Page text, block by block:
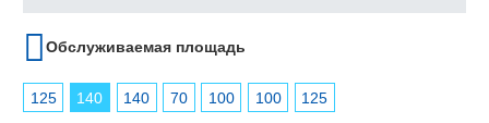
Обслуживаемая площадь
125 140 140 70 100 100 125